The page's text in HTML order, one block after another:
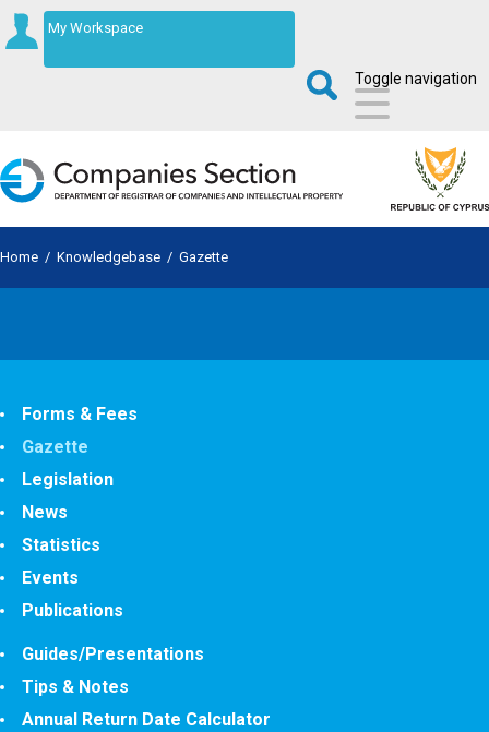
My Workspace
Toggle navigation
Home / Knowledgebase / Gazette
Forms & Fees
Gazette
Legislation
News
Statistics
Events
Publications
Guides/Presentations
Tips & Notes
Annual Return Date Calculator